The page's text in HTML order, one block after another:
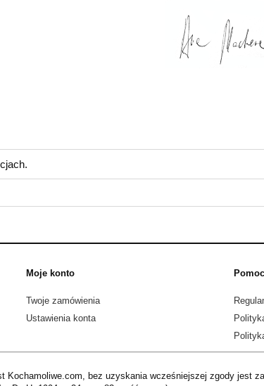
Moje konto
Twoje zamówienia
Ustawienia konta
Pomoc
Kochamoliwe.com, bez uzyskania wcześniejszej zgody jest